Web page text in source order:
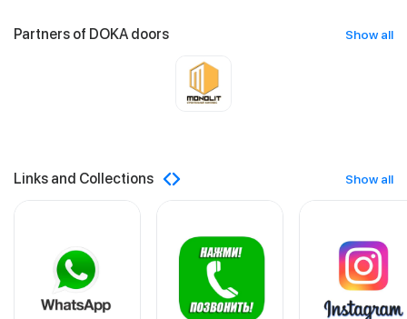
Partners of DOKA doors Show all
Links and Collections Show all